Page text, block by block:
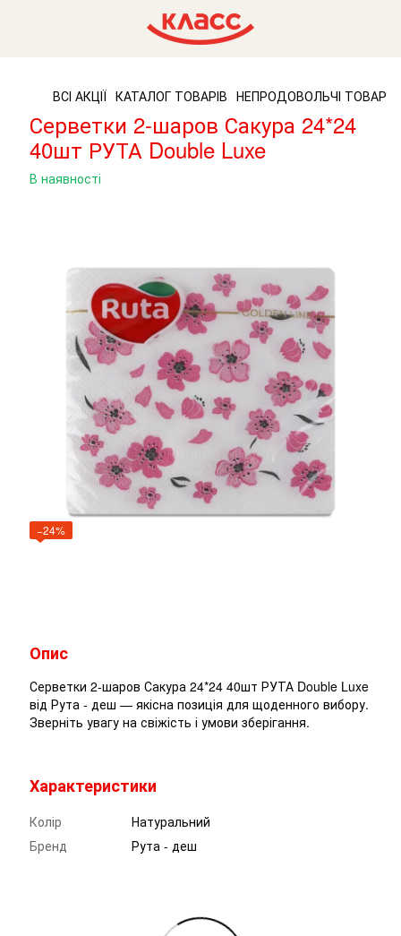
ВСІ АКЦІЇ КАТАЛОГ ТОВАРІВ НЕПРОДОВОЛЬЧІ ТОВАРИ
Серветки 2-шаров Сакура 24*24
40шт РУТА Double Luxe
В наявності
−24%
Опис
Серветки 2-шаров Сакура 24*24 40шт РУТА Double Luxe
від Рута - деш — якісна позиція для щоденного вибору.
Зверніть увагу на свіжість і умови зберігання.
Характеристики
Колір
Натуральний
Бренд
Рута - деш